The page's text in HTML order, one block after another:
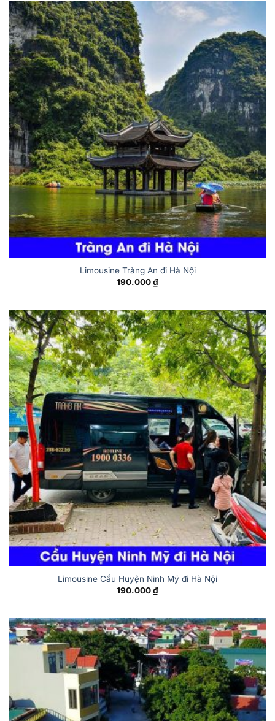
Limousine Tràng An đi Hà Nội
190.000₫
Limousine Cầu Huyện Ninh Mỹ đi Hà Nội
190.000₫